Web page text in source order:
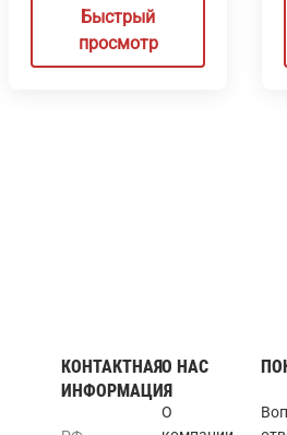
Быстрый
просмотр
КОНТАКТНАЯ
ИНФОРМАЦИЯ
О НАС
О